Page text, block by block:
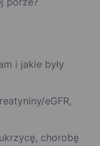
i jakie były
eGFR,
chorobę